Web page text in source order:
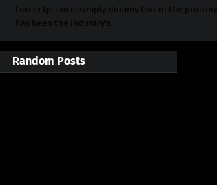
Lorem Ipsum is simply dummy text of the
has been the industry's.
Random Posts